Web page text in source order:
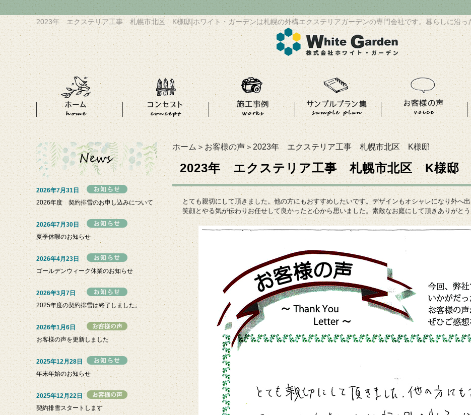
2023年 エクステリア工事 札幌市北区 K様邸|ホワイト・ガーデンは札幌の外構エクステリアガーデンの専門会社です。暮らしに沿
ホーム＞ お客様の声＞2023年 エクステリア工事 札幌市北区 K様邸
2023年 エクステリア工事 札幌市北区 K様邸
とても親切にして頂きました。他の方にもおすすめしたいです。デザインもオシャレになり外へ
笑顔とやる気が伝わりお任せして良かったと心から思いました。素敵なお庭にして頂きありがと
2026年7月31日
2026年度 契約排雪のお申し込みについて
2026年7月30日
夏季休暇のお知らせ
2026年4月23日
ゴールデンウィーク休業のお知らせ
2026年3月7日
2025年度の契約排雪は終了しました。
2026年1月6日
お客様の声を更新しました
2025年12月28日
年末年始のお知らせ
2025年12月22日
契約排雪スタートします